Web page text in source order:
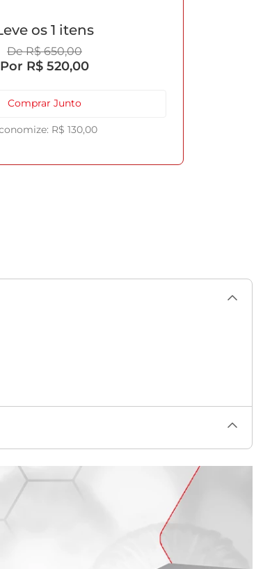
R$ 650,00
R$ 520,00
1
R$ 130,00
Comprar Junto